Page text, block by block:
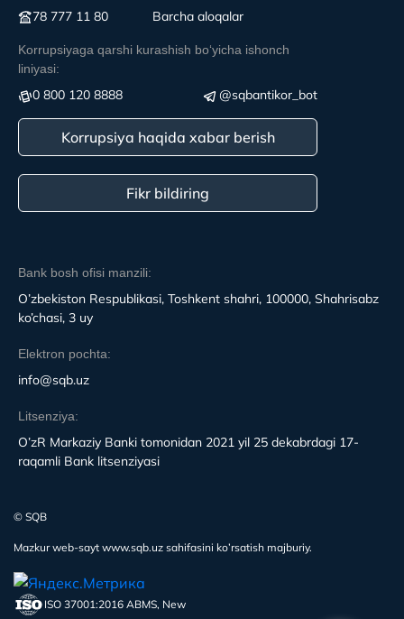
Bank bosh ofisi manzili:
O’zbekiston Respublikasi, Toshkent shahri, 100000, Shahrisabz
ko’chasi, 3 uy
Elektron pochta:
info@sqb.uz
Litsenziya:
O’zR Markaziy Banki tomonidan 2021 yil 25 dekabrdagi 17-
raqamli Bank litsenziyasi
78 777 11 80 Вarcha aloqalar
Korrupsiyaga qarshi kurashish boʻyicha ishonch
liniyasi:
0 800 120 8888 @sqbantikor_bot
Korrupsiya haqida xabar berish
Fikr bildiring
© SQB
Mazkur web-sayt www.sqb.uz sahifasini ko’rsatish majburiy.
ISO 37001:2016 ABMS, New